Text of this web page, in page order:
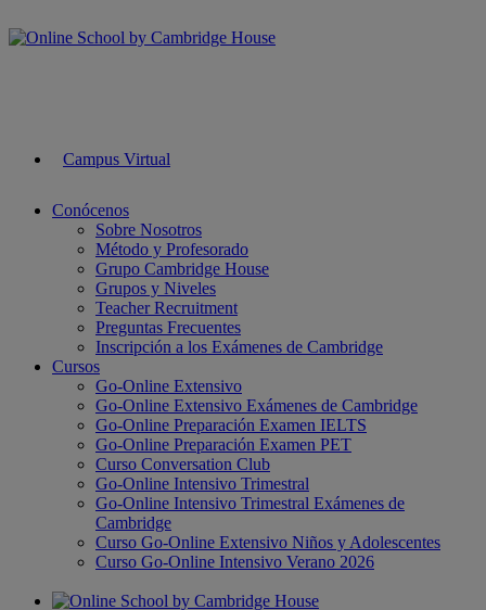
Campus Virtual
Conócenos
Sobre Nosotros
Método y Profesorado
Grupo Cambridge House
Grupos y Niveles
Teacher Recruitment
Preguntas Frecuentes
Inscripción a los Exámenes de Cambridge
Cursos
Go-Online Extensivo
Go-Online Extensivo Exámenes de Cambridge
Go-Online Preparación Examen IELTS
Go-Online Preparación Examen PET
Curso Conversation Club
Go-Online Intensivo Trimestral
Go-Online Intensivo Trimestral Exámenes de
Cambridge
Curso Go-Online Extensivo Niños y Adolescentes
Curso Go-Online Intensivo Verano 2026